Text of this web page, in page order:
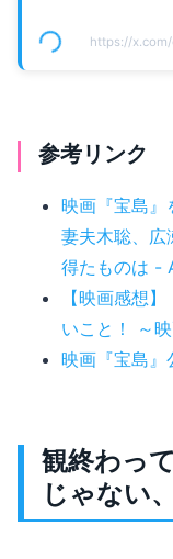
https://
参考リンク
映画『宝島』
妻夫木聡、広
得たものは -
【映画感想
いこと！ ～
映画『宝島』
観終わっ
じゃない